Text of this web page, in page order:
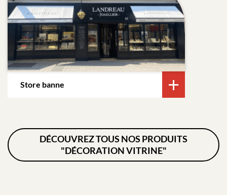
Store banne
DÉCOUVREZ TOUS NOS PRODUITS
"DÉCORATION VITRINE"